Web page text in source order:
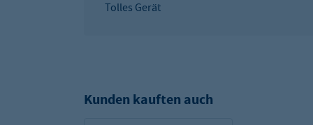
Tolles Gerät
Kunden kauften auch